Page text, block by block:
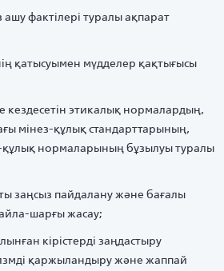
фактілері туралы ақпарат
қатысуымен мүдделер қақтығысы
кездесетін этикалық нормалардың,
мінез-құлық стандарттарының,
құлық нормаларының бұзылуы туралы
заңсыз пайдалану және бағалы
шарғы жасау;
кірістерді заңдастыру
қаржыландыру және жаппай